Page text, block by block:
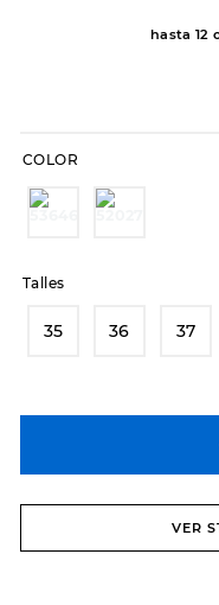
hasta 12
COLOR
Talles
35 36 37
VER